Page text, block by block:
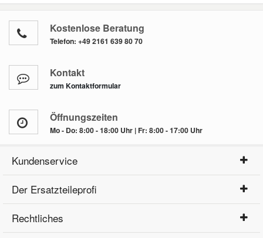
Kostenlose Beratung
Telefon: +49 2161 639 80 70
Kontakt
zum Kontaktformular
Öffnungszeiten
Mo - Do: 8:00 - 18:00 Uhr | Fr: 8:00 - 17:00 Uhr
Kundenservice
Der Ersatzteileprofi
Rechtliches